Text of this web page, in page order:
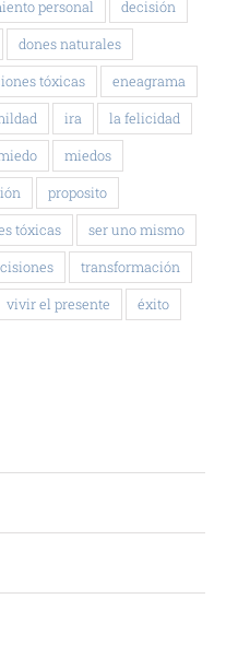
personal decisión
dones naturales
tóxicas eneagrama
ira la felicidad
miedos
proposito
tóxicas ser uno mismo
transformación
vivir el presente éxito